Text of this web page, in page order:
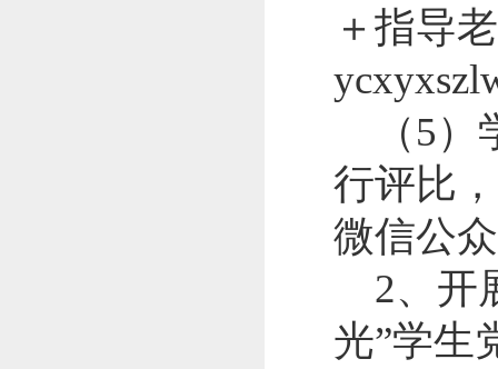
＋指导
（5）
行评比
微信公
2、开
光”学生